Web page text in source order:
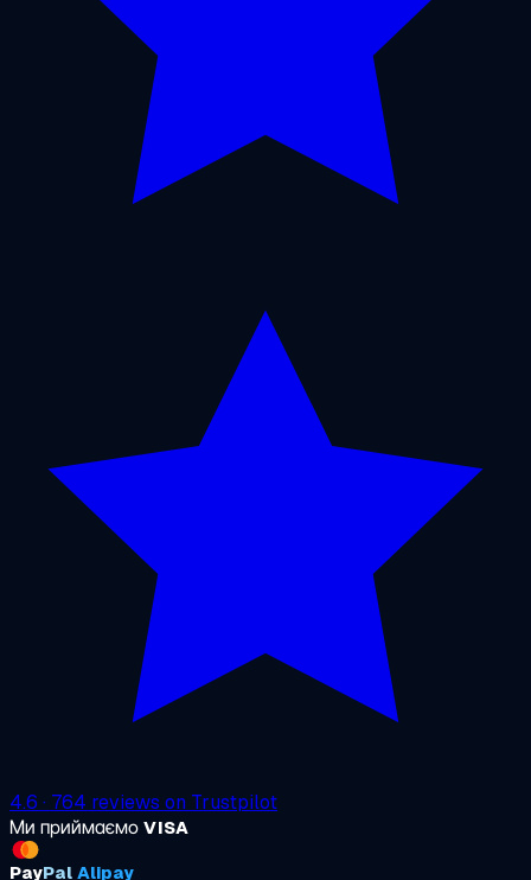
4.6 · 764 reviews on Trustpilot
Ми приймаємо VISA
PayPal Alipay